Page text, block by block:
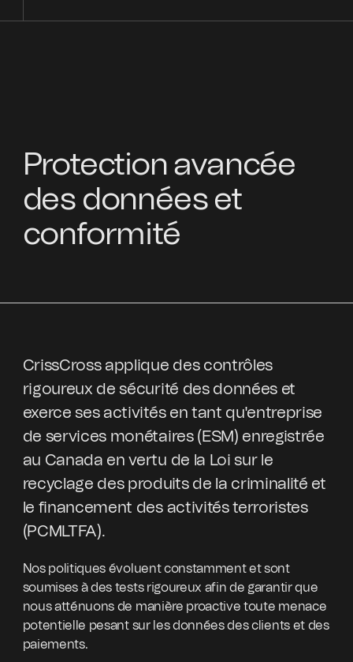
Protection avancée
des données et
conformité
CrissCross applique des contrôles
rigoureux de sécurité des données et
exerce ses activités en tant qu'entreprise
de services monétaires (ESM) enregistrée
au Canada en vertu de la Loi sur le
recyclage des produits de la criminalité et
le financement des activités terroristes
(PCMLTFA).
Nos politiques évoluent constamment et sont
soumises à des tests rigoureux afin de garantir que
nous atténuons de manière proactive toute menace
potentielle pesant sur les données des clients et des
paiements.